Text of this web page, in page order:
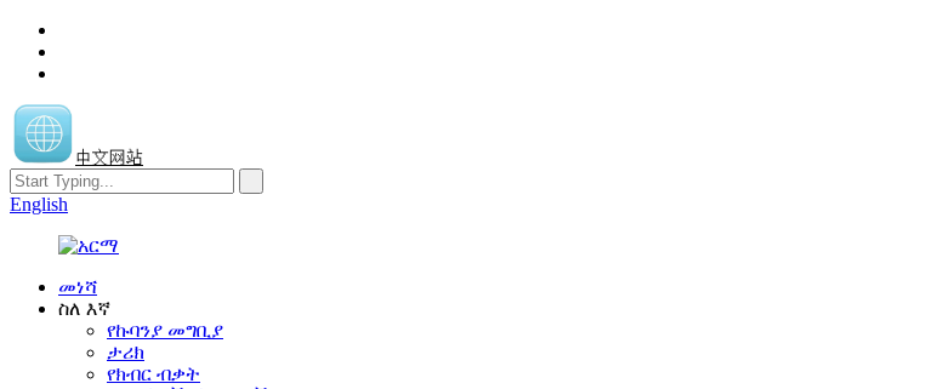
中文网站
English
መነሻ
ስለ እኛ
የኩባንያ መግቢያ
ታሪክ
የክብር ብቃት